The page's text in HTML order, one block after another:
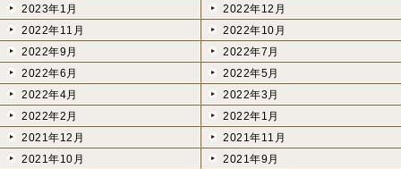
2023年1月
2022年12月
2022年11月
2022年10月
2022年9月
2022年7月
2022年6月
2022年5月
2022年4月
2022年3月
2022年2月
2022年1月
2021年12月
2021年11月
2021年10月
2021年9月